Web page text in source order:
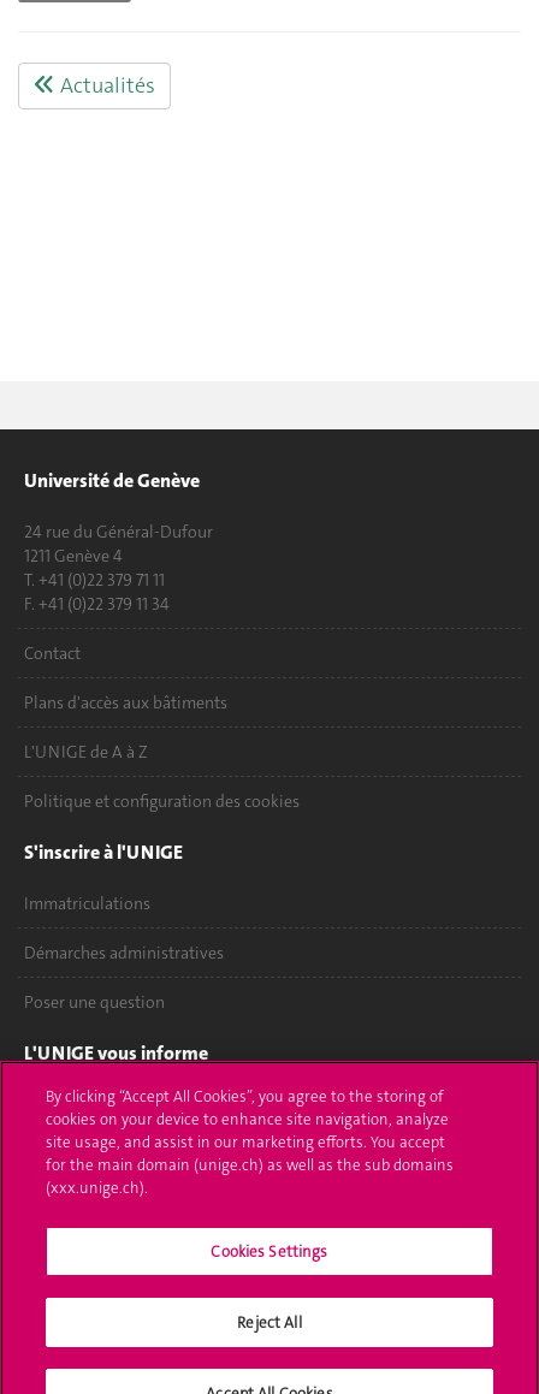
Actualités
Université de Genève
24 rue du Général-Dufour
1211 Genève 4
T. +41 (0)22 379 71 11
F. +41 (0)22 379 11 34
Contact
Plans d'accès aux bâtiments
L'UNIGE de A à Z
Politique et configuration des cookies
S'inscrire à l'UNIGE
Immatriculations
Démarches administratives
Poser une question
L'UNIGE vous informe
UNIGE Mobile
Médias
Offres d'emploi
Calendrier académique
Médias sociaux UNIGE
By clicking “Accept All Cookies”, you agree to the storing of
cookies on your device to enhance site navigation, analyze
site usage, and assist in our marketing efforts. You accept
for the main domain (unige.ch) as well as the sub domains
(xxx.unige.ch).
Cookies Settings
Reject All